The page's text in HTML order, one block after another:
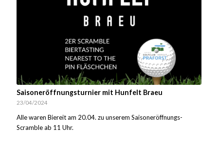
Saisoneröffnungsturnier mit Hunfelt Braeu
23/04/2024
Alle waren Biereit am 20.04. zu unserem Saisoneröffnungs-
Scramble ab 11 Uhr.